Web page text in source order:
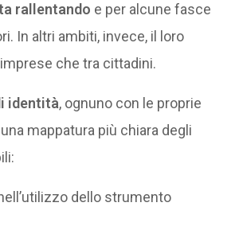
rallentando e per alcune fasce
In altri ambiti, invece, il loro
che tra cittadini.
identità, ognuno con le proprie
mappatura più chiara degli
dello strumento